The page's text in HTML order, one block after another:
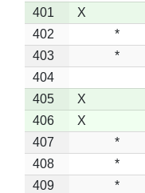
401
X
402
*
403
*
404
405
X
406
X
407
*
408
*
409
*